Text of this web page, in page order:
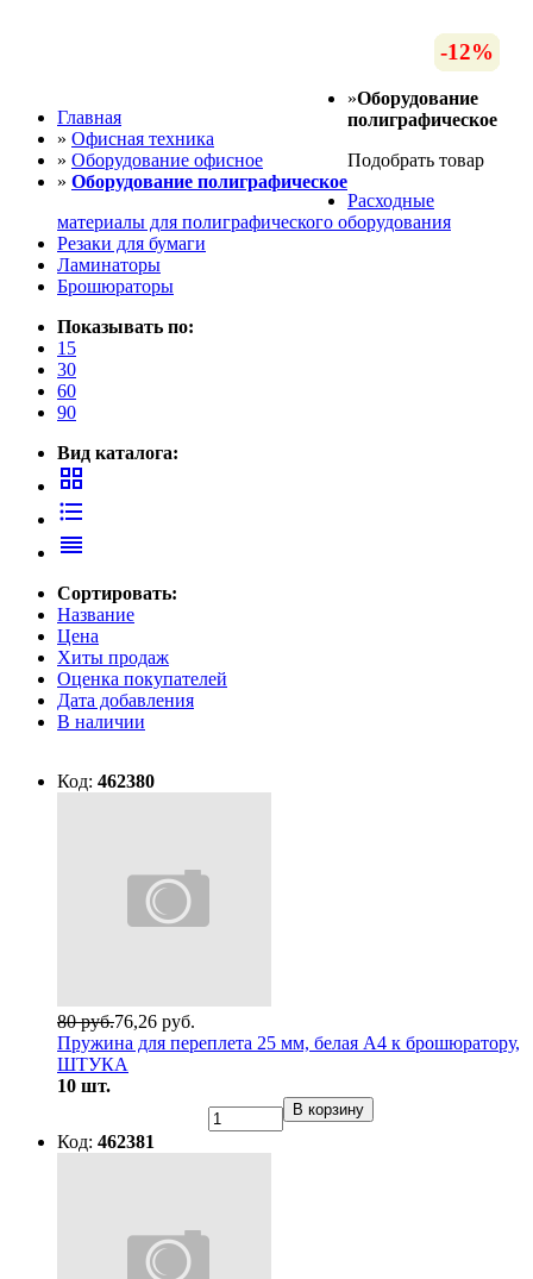
Главная
» Офисная техника
» Оборудование офисное
» Оборудование полиграфическое
»Оборудование
полиграфическое
Подобрать товар
Расходные
материалы для полиграфического оборудования
Резаки для бумаги
Ламинаторы
Брошюраторы
Показывать по:
15
30
60
90
Вид каталога:
grid_view
format_list_bulleted
reorder
Сортировать:
Название
Цена
Хиты продаж
Оценка покупателей
Дата добавления
В наличии
Код: 462380
76,26 руб.
80 руб.
Пружина для переплета 25 мм, белая А4 к брошюратору,
ШТУКА
10 шт.
В корзину
-6%
Код: 462381
-15%
-9%
-15%
-12%
-7%
-12%